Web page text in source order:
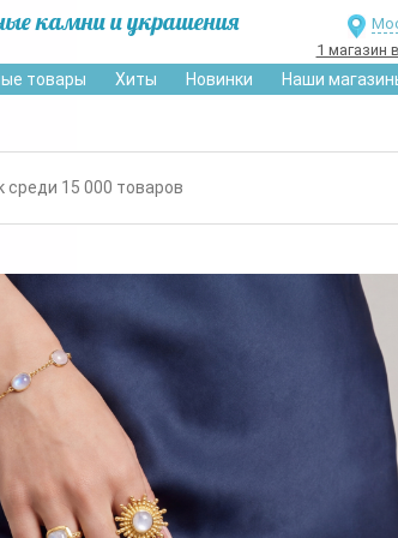
камни и украшения
1 магазин
товары Хиты Новинки Наши